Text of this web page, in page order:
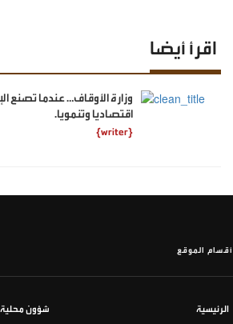
اقرأ أيضا
وزارة الأوقاف… عندما تصنع
اقتصاديا وتنمويا.
{writer}
أقسام الموقع
الرئيسية شؤون محلية